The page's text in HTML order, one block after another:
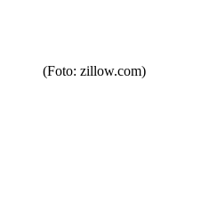
(Foto: zillow.com)